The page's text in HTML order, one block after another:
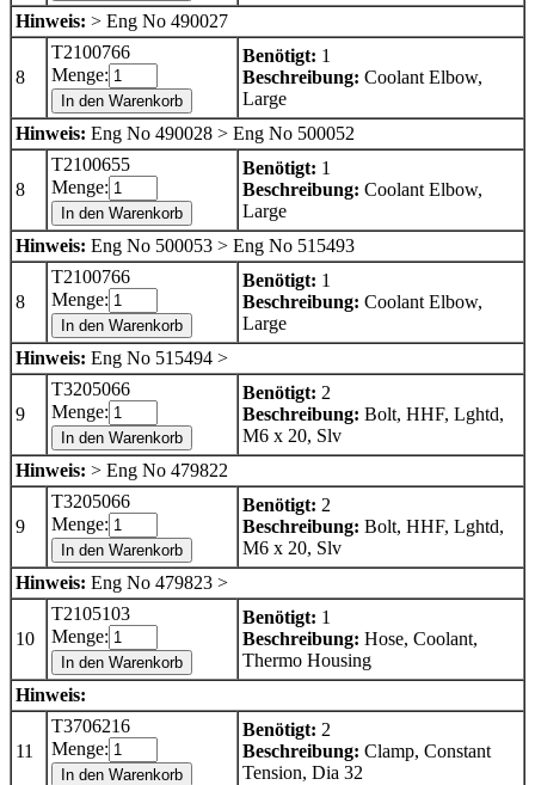
Hinweis: > Eng No 490027
8
T2100766
Menge:
In den Warenkorb
Benötigt: 1
Beschreibung: Coolant Elbow,
Large
Hinweis: Eng No 490028 > Eng No 500052
8
T2100655
Menge:
In den Warenkorb
Benötigt: 1
Beschreibung: Coolant Elbow,
Large
Hinweis: Eng No 500053 > Eng No 515493
8
T2100766
Menge:
In den Warenkorb
Benötigt: 1
Beschreibung: Coolant Elbow,
Large
Hinweis: Eng No 515494 >
9
T3205066
Menge:
In den Warenkorb
Benötigt: 2
Beschreibung: Bolt, HHF, Lghtd,
M6 x 20, Slv
Hinweis: > Eng No 479822
9
T3205066
Menge:
In den Warenkorb
Benötigt: 2
Beschreibung: Bolt, HHF, Lghtd,
M6 x 20, Slv
Hinweis: Eng No 479823 >
10
T2105103
Menge:
In den Warenkorb
Benötigt: 1
Beschreibung: Hose, Coolant,
Thermo Housing
Hinweis:
11
T3706216
Menge:
In den Warenkorb
Benötigt: 2
Beschreibung: Clamp, Constant
Tension, Dia 32